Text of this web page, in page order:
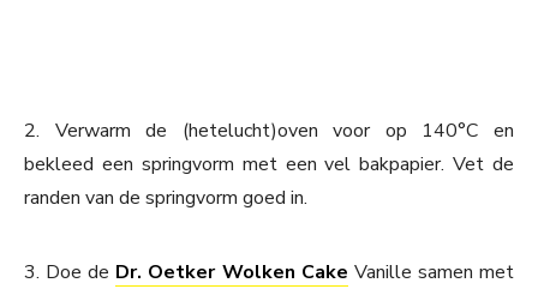
2. Verwarm de (hetelucht)oven voor op 140°C en
bekleed een springvorm met een vel bakpapier. Vet de
randen van de springvorm goed in.
3. Doe de Dr. Oetker Wolken Cake Vanille samen met